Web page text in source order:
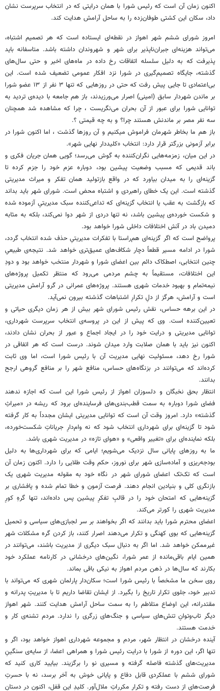
اکنون زمان آن است که رئیس شورا با همان درایتی که در انتخاب سرپرست نشان
داد، سکان این کشتی طوفان‌زده را به ساحل آرامش هدایت کند.
امروز شورای ششم شهر اهواز در نقطه‌ای ایستاده است که هر تصمیم اشتباه،
می‌تواند هزینه‌ای جبران‌ناپذیر برای شهر و شهروندان داشته باشد. متاسفانه باید
پذیرفت که به دلیل سلسله اتفاقات رخ داده در ماه‌های اخیر و حتی سال‌های
گذشته، جایگاه تصمیم‌گیری در شورا نزد افکار عمومی تضعیف شده است. این
بی‌اعتمادی تا جایی پیش رفت که حتی در روزهایی که تنها ۳ نفر از ۱۳ عضو شورا
بر ماندن شهردار سابق (امینی) اصرار می‌ورزیدند، باز هم جامعه با دیده‌ی تردید به
توانایی شورا برای عبور از آن بحران می‌نگریست ، چرا که مشاهده شد همچنان
سه نفر مصر بر ماندنش هستند چرا؟ و به چه قیمتی ؟.
باز هم ما بخاطر شهرمان فراموش میکنیم و آن روزها گذشت ، اما اکنون شورا در
برابر آزمونی بزرگتر قرار دارد: انتخاب «کلیددار نهایی شهر».
در این میان، زمزمه‌هایی نگران‌کننده به گوش می‌رسد؛ گویی همان جریان فکری و
باند قدیمی که مسبب وضعیت پیشین بود، دوباره عزم خود را جزم کرده تا
گزینه‌ای را به میدان بیاورد که در واقع بازتولید همان تفکر و میراث مدیریتی
گذشته است. این یک خطای راهبردی و اشتباه محض است. شورای شهر باید بداند
که بازگشت به عقب یا انتخاب گزینه‌ای که تداعی‌کننده سبک مدیریتیِ آزموده شده
و شکست خورده‌ی پیشین باشد، نه تنها دردی از شهر دوا نمی‌کند، بلکه به مثابه
دمیدن باد در آتش اختلافات داخلی شورا خواهد بود.
پرواضح است که اگر گزینه‌ای هم‌راستا با تفکرات مدیریتیِ حذف شده انتخاب گردد،
شورا در ادامه مسیر قطعاً دچار شکاف‌های عمیق‌تری خواهد شد. نتیجه‌ی طبیعیِ
چنین انتخابی، اصطکاک دائم بین اعضای شورا و شهردار منتخب خواهد بود و دودِ
این اختلافات، مستقیماً به چشم مردمی می‌رود که منتظر تکمیل پروژه‌های
نیمه‌تمام و بهبود خدمات شهری هستند. پروژه‌های عمرانی در گرو آرامش مدیریتی
است و آرامش، هرگز از دلِ تکرارِ اشتباهات گذشته بیرون نمی‌آید.
در این برهه حساس، نقش رئیس شورای شهر بیش از هر زمان دیگری حیاتی و
تعیین‌کننده است. وی که پیش از این در پروسه‌ی انتخاب سرپرست شهرداری،
توانایی مدیریتی و درایت خود را در ایجاد اجماع و عبور از بحران نشان دادند،
اکنون نیز باید با همان صلابت وارد میدان شوند. درست است که هر اتفاقی در
شورا رخ دهد، مسئولیت نهایی مدیریت آن با رئیس شورا است، اما وی ثابت
کرده‌اند که می‌توانند در بزنگاه‌های حساس، منافع شهر را بر منافع گروهی ارجح
بدانند.
انتظار بحق نخبگان و دلسوزان اهواز از رئیس شورا این است که اجازه ندهند
فضای شورا دوباره به سمت قطب‌بندی‌های فرساینده‌ای برود که ریشه در «میراثِ
گذشته» دارد. امروز وقت آن است که توانایی مدیریتی ایشان مجدداً به کار گرفته
شود تا گزینه‌ای برای شهرداری انتخاب شود که نه وام‌دارِ جریاناتِ شکست‌خورده،
بلکه نماینده‌ای برای «تغییر واقعی» و «هوای تازه» در مدیریت شهری باشد.
ما به روزهای پایانی سال نزدیک می‌شویم؛ ایامی که برای شهرداری‌ها به دلیل
بودجه‌ریزی و آماده‌سازی شهر برای نوروز، حکم وقت طلایی را دارد. اکنون زمان آن
است که تک‌تک اعضای شورای شهر در نگاه خود به مقوله مدیریت شهری یک
بازنگری کلی و بنیادین انجام دهند. فرصت آزمون و خطا تمام شده و پافشاری بر
گزینه‌هایی که امتحان خود را در قالبِ تفکرِ پیشین پس داده‌اند، تنها گرهِ کورِ
مدیریت شهری را کورتر می‌کند.
اعضای محترم شورا باید بدانند که اگر بخواهند بر سر لجبازی‌های سیاسی و تحمیل
گزینه‌هایی که بوی کهنگی و تکرار می‌دهند اصرار کنند، باز کردن گره مشکلات شهر
غیرممکن خواهد شد. اما اگر به دنبال سبک دیگری از مدیریت باشند، می‌توانند در
همین ایام باقی‌مانده از عمر شورا، نگین‌های درخشانی در کارنامه عملکرد خود
بکارند که سال‌ها در ذهن مردم اهواز به نیکی باقی بماند.
روی سخن ما مشخصاً با رئیس شورا است؛ سکان‌دار پارلمان شهری که می‌تواند با
تدبیر خود، جلوی تکرار تاریخ را بگیرد. از ایشان تقاضا داریم تا با مدیریتِ پدرانه و
مقتدرانه، این اوضاع متلاطم را به سمت ساحل آرامش هدایت کنند. شهر اهواز
دیگر تاب‌وتوانِ تنش‌های سیاسی و جنگ‌های زرگری را ندارد. مردم تشنه‌ی کار و
خدمت هستند.
آینده درخشان در انتظار شهر، مردم و مجموعه شهرداری اهواز خواهد بود، اگر و
تنها اگر، این دوره از شورا با درایت رئیس شورا و همراهی اعضا، از سایه‌ی سنگینِ
مدیریت‌های گذشته فاصله گرفته و مسیری نو را برگزیند. بیایید کاری کنید که
شورای ششم با عملکردی قابل دفاع و پایانی خوش به آخر برسد، نه با حسرتِ
فرصت‌های از دست رفته و تکرارِ مکرراتِ ملال‌آور. کلیدِ این قفل، اکنون در دستانِ